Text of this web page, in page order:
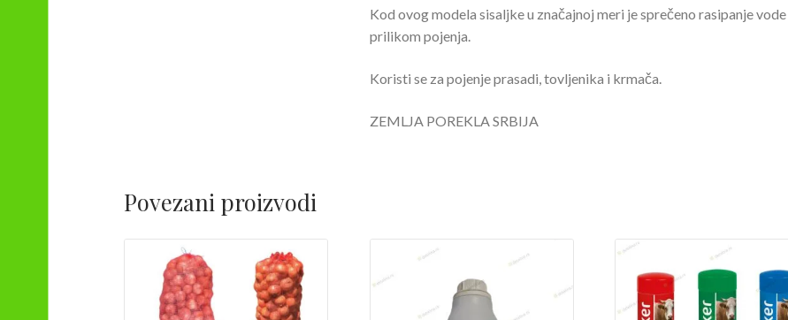
Kod ovog modela sisaljke u značajnoj meri je sprečeno rasipanje vode
prilikom pojenja.
Koristi se za pojenje prasadi, tovljenika i krmača.
ZEMLJA POREKLA SRBIJA
Povezani proizvodi